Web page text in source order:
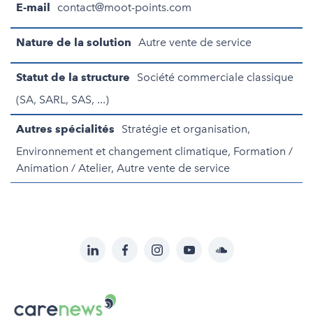
E-mail contact@moot-points.com
Nature de la solution Autre vente de service
Statut de la structure
Société commerciale classique
(SA, SARL, SAS, ...)
Autres spécialités
Stratégie et organisation,
Environnement et changement climatique, Formation /
Animation / Atelier, Autre vente de service
sur:
LinkedInFacebookInstagramYouTubeSoundcloud
Carenews,
Le